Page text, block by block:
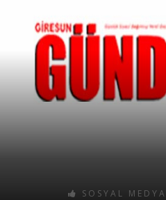
HARUN CİCİ:
SOSYAL